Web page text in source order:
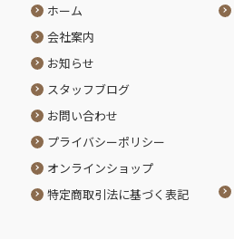
ホーム
会社案内
お知らせ
スタッフブログ
お問い合わせ
プライバシーポリシー
オンラインショップ
特定商取引法に基づく表記